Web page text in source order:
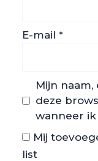
E-mail *
Mijn
deze
wanneer ik
Mij
list